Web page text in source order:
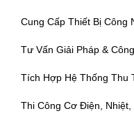
Cung Cấp Thiết Bị Công
Tư Vấn Giải Pháp &
Tích Hợp Hệ Thống Thu
Thi Công Cơ Điện, Nhiệt,